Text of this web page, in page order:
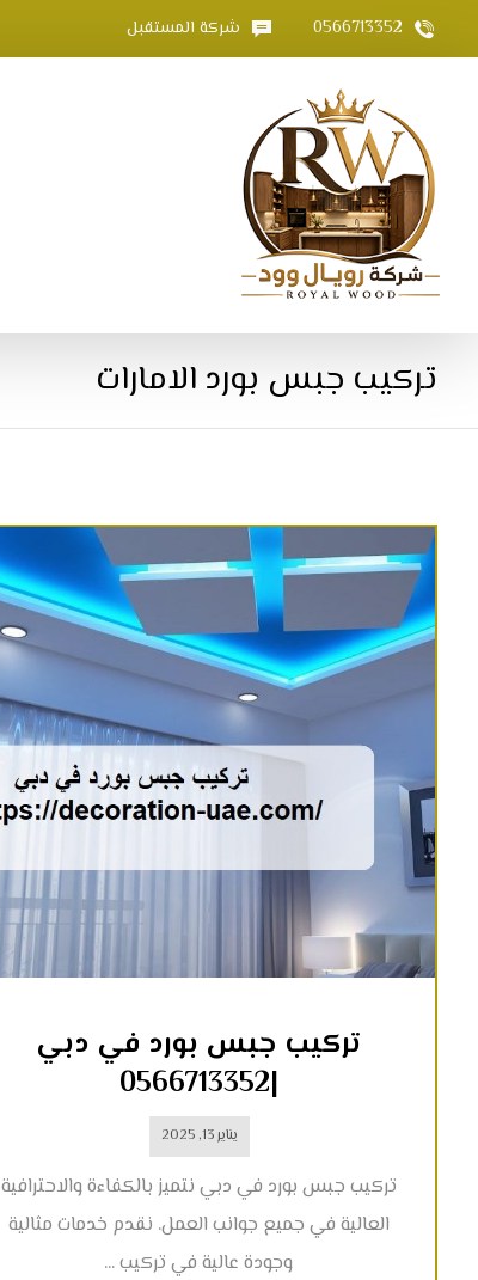
0566713352 شركة المستقبل
تركيب جبس بورد الامارات
تركيب جبس بورد في دبي
|0566713352
يناير 13, 2025
تركيب جبس بورد في دبي نتميز بالكفاءة والاحترافية
العالية في جميع جوانب العمل. نقدم خدمات مثالية
وجودة عالية في تركيب ...